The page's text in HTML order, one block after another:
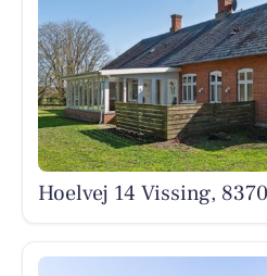
Hoelvej 14 Vissing,